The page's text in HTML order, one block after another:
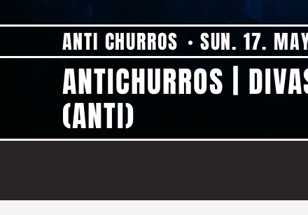
ANTI CHURROS SUN. 17.
ANTICHURROS |
(ANTI)